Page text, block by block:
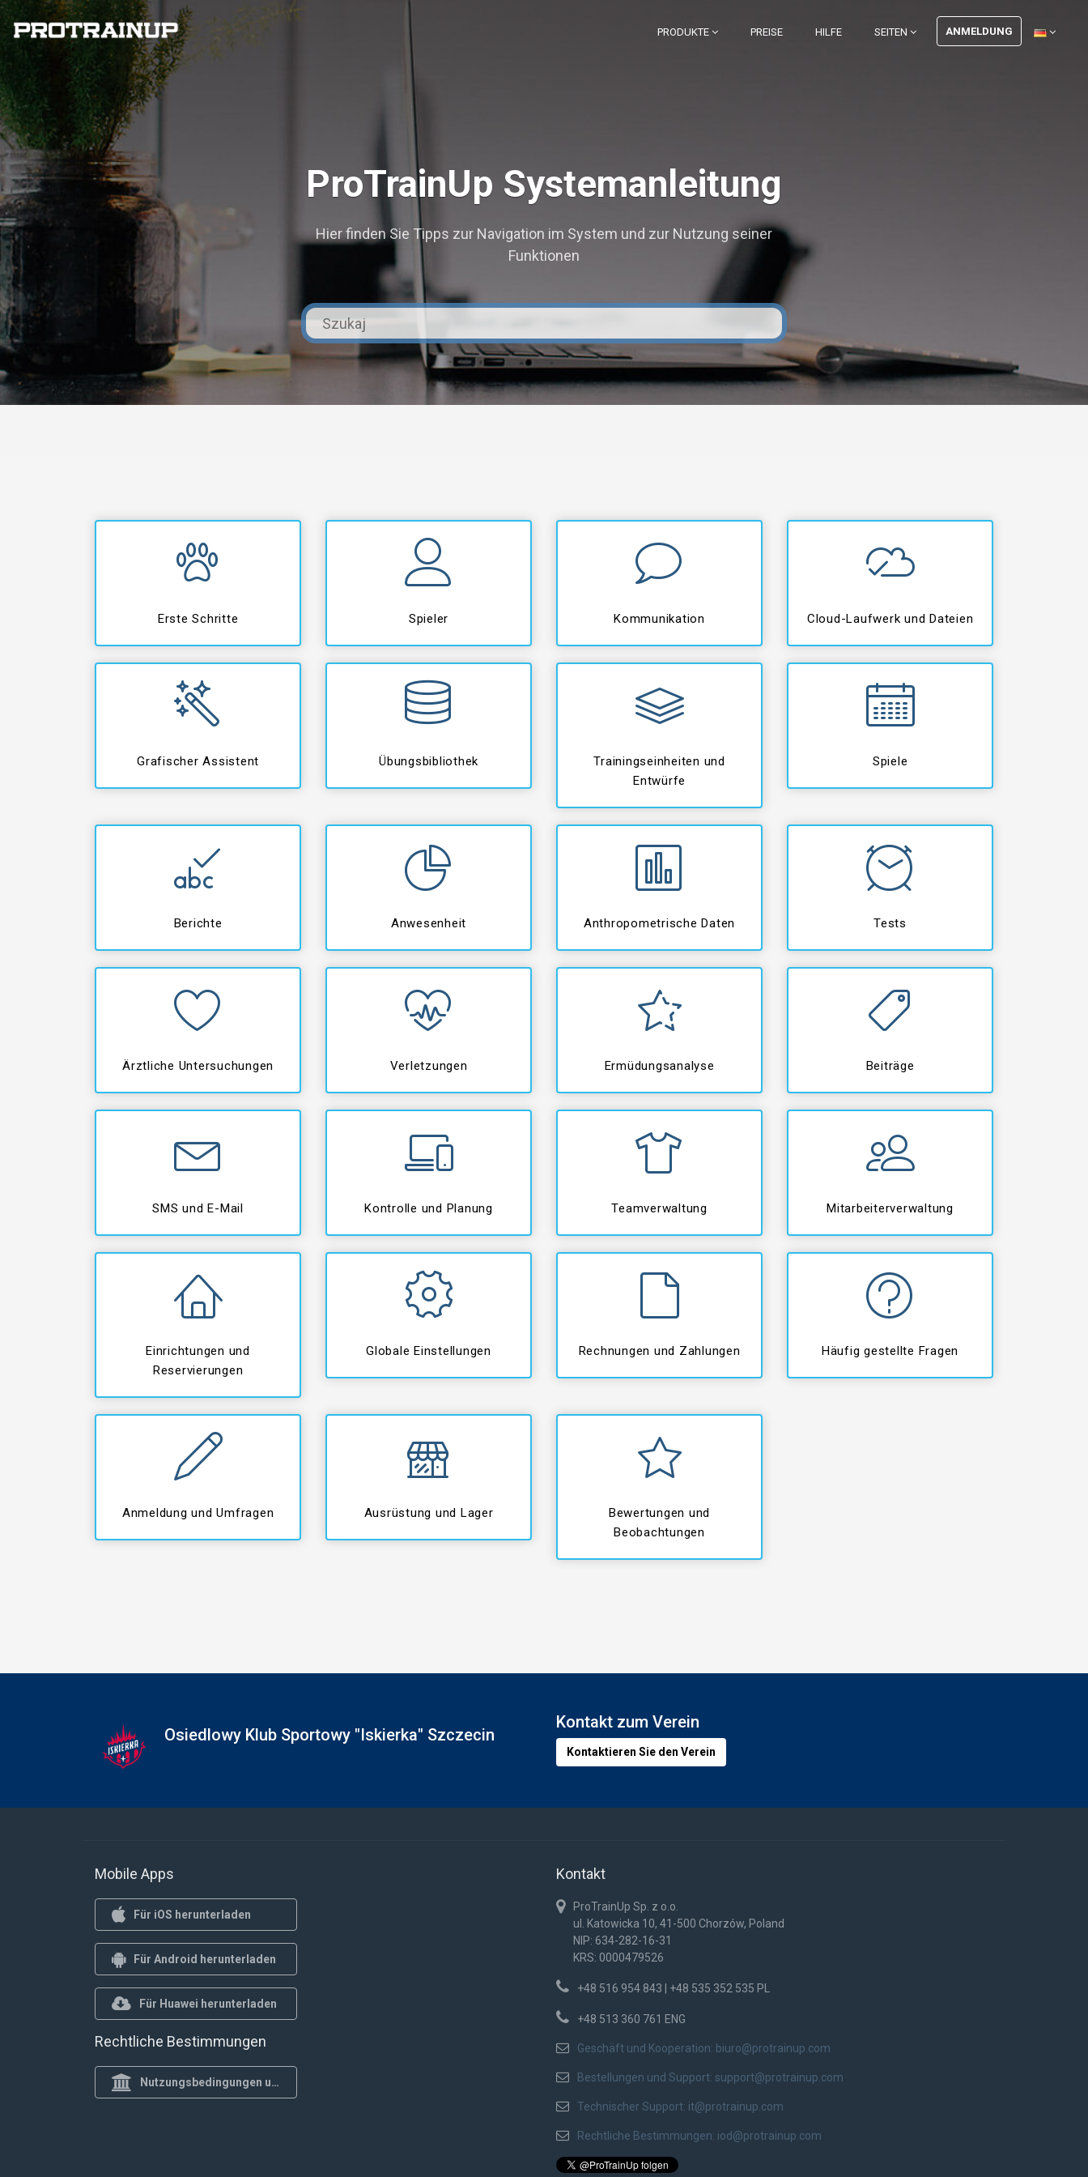
PRODUKTE PREISE HILFE SEITEN ANMELDUNG
ProTrainUp Systemanleitung
Hier finden Sie Tipps zur Navigation im System und zur Nutzung seiner
Funktionen
Erste Schritte Spieler Kommunikation Cloud-Laufwerk und Dateien
Grafischer Assistent Übungsbibliothek
Trainingseinheiten und
Entwürfe
Spiele
Berichte Anwesenheit Anthropometrische Daten Tests
Ärztliche Untersuchungen Verletzungen Ermüdungsanalyse Beiträge
SMS und E-Mail Kontrolle und Planung Teamverwaltung Mitarbeiterverwaltung
Einrichtungen und
Reservierungen
Globale Einstellungen Rechnungen und Zahlungen Häufig gestellte Fragen
Anmeldung und Umfragen Ausrüstung und Lager
Bewertungen und
Beobachtungen
Osiedlowy Klub Sportowy "Iskierka" Szczecin
Kontakt zum Verein
Kontaktieren Sie den Verein
Mobile Apps
Für iOS herunterladen
Für Android herunterladen
Für Huawei herunterladen
Rechtliche Bestimmungen
Nutzungsbedingungen und Datenschutzrichtlinie
Kontakt
ProTrainUp Sp. z o.o.
ul. Katowicka 10, 41-500 Chorzów, Poland
NIP: 634-282-16-31
KRS: 0000479526
+48 516 954 843 | +48 535 352 535 PL
+48 513 360 761 ENG
Geschäft und Kooperation: biuro@protrainup.com
Bestellungen und Support: support@protrainup.com
Technischer Support: it@protrainup.com
Rechtliche Bestimmungen: iod@protrainup.com